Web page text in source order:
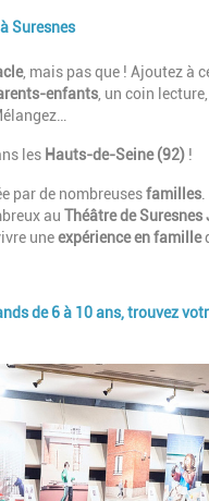
Suresnes
, mais pas que ! Ajoutez à
enfants , un coin
les Hauts-de-Seine (92) !
par de nombreusesfamilles
au Théâtre de Suresnes
uneexpérience en famille
de 6 à 10 ans, trouvez